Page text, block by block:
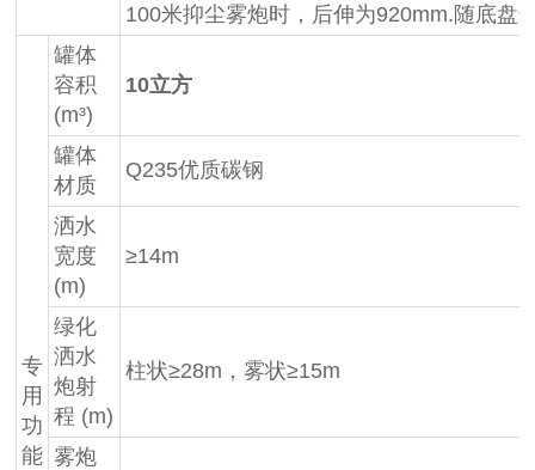
100米抑尘雾炮时，后伸为920mm.随底盘
专
用
功
能
罐体
容积
(m³)
10立方
罐体
材质
Q235优质碳钢
洒水
宽度
(m)
≥14m
绿化
洒水
炮射
程 (m)
柱状≥28m，雾状≥15m
雾炮